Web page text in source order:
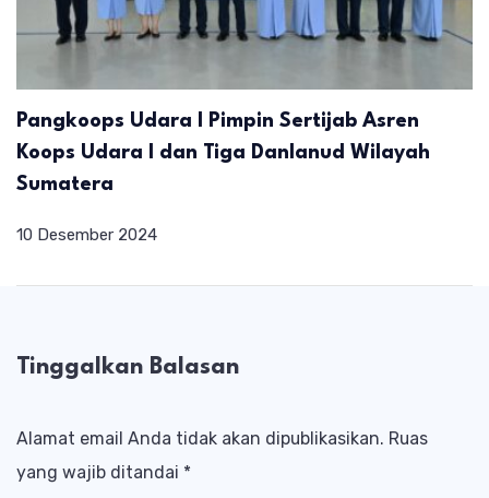
Pangkoops Udara I Pimpin Sertijab Asren
Koops Udara I dan Tiga Danlanud Wilayah
Sumatera
10 Desember 2024
Tinggalkan Balasan
Alamat email Anda tidak akan dipublikasikan. Ruas
yang wajib ditandai *